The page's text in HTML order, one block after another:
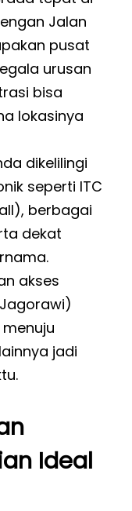
Jalan
pusat
urusan
bisa
lokasinya
dikelilingi
seperti ITC
berbagai
dekat
akses
jadi
Ideal